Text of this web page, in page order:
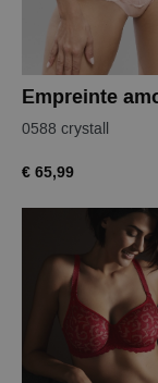
0588 crystall
€ 65,99